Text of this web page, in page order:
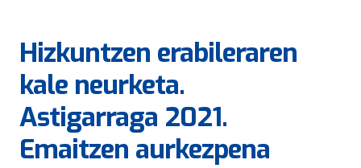
Hizkuntzen erabileraren
kale neurketa.
Astigarraga 2021.
Emaitzen aurkezpena